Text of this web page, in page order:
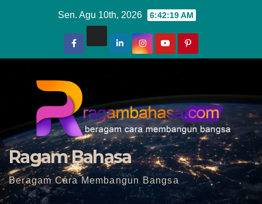
Sen. Agu 10th, 2026 6:42:21 AM
Ragam Bahasa
Beragam Cara Membangun Bangsa